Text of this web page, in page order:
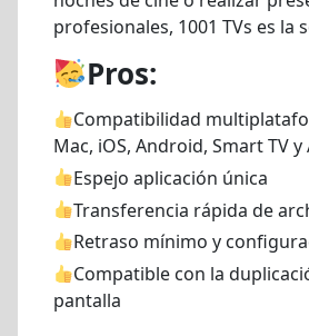
profesionales, 1001 TVs es la
Pros:
Compatibilidad
Mac, iOS, Android, Smart TV y
Espejo aplicación única
Transferencia rápida de
Retraso mínimo y
Compatible con la
pantalla